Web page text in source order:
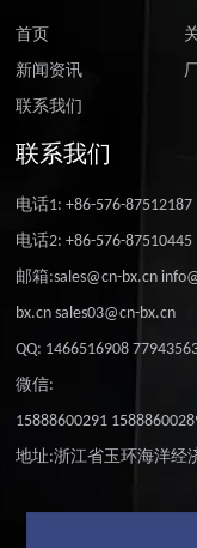
首页
新闻资讯
联系我们
联系我们
电话1: +86-576-87512187
电话2: +86-576-87510445
邮箱:sales@cn-bx.cn
bx.cn sales03@cn-bx.cn
QQ: 1466516908
微信:
15888600291
地址:浙江省玉环海洋经